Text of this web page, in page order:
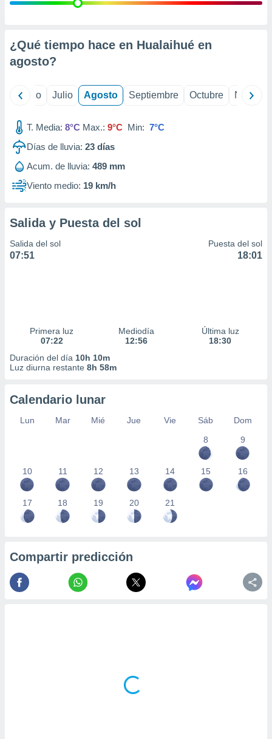
e
mediante
publicidad
de
1199
¿Qué tiempo hace en Hualaihué en
agosto?
Junio Julio Agosto Septiembre Octubre
T. Media: 8°C Max.: 9°C Min: 7°C
Días de lluvia: 23 días
Acum. de lluvia: 489 mm
Viento medio: 19 km/h
Salida y Puesta del sol
Salida del sol
07:51
Puesta del sol
18:01
Primera luz
07:22
Mediodía
12:56
Última luz
18:30
Duración del día 10h 10m
Luz diurna restante 8h 58m
Calendario lunar
Lun Mar Mié Jue Vie Sáb
Dom
8
9
10 11 12 13 14 15 16
17 18 19 20 21
Compartir predicción